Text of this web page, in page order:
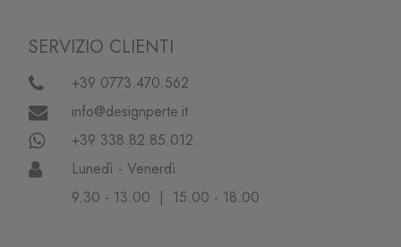
SERVIZIO CLIENTI
+39 0773.470.562
info@designperte.it
+39 338.82.85.012
Lunedì - Venerdì
9.30 - 13.00 | 15.00 - 18.00